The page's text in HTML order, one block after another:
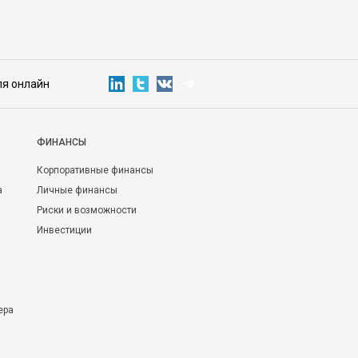
онлайн
ФИНАНСЫ
Корпоративные финансы
Личные финансы
Риски и возможности
Инвестиции